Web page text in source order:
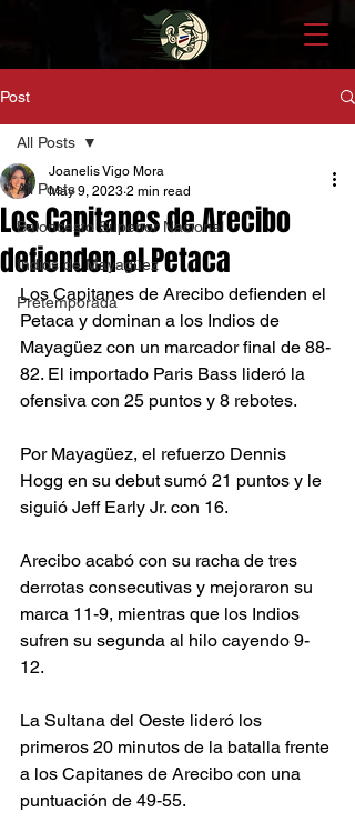
Post
All Posts
Baloncesto Superior Nacional
Indios de Mayagüez
Pretemporada
All Posts
Los Capitanes de Arecibo
defienden el Petaca
Joanelis Vigo Mora
May 9, 2023 2 min read
Los Capitanes de Arecibo defienden el
Petaca y dominan a los Indios de
Mayagüez con un marcador final de 88-
82. El importado Paris Bass lideró la
ofensiva con 25 puntos y 8 rebotes.
Por Mayagüez, el refuerzo Dennis
Hogg en su debut sumó 21 puntos y le
siguió Jeff Early Jr. con 16.
Arecibo acabó con su racha de tres
derrotas consecutivas y mejoraron su
marca 11-9, mientras que los Indios
sufren su segunda al hilo cayendo 9-
12.
La Sultana del Oeste lideró los
primeros 20 minutos de la batalla frente
a los Capitanes de Arecibo con una
puntuación de 49-55.